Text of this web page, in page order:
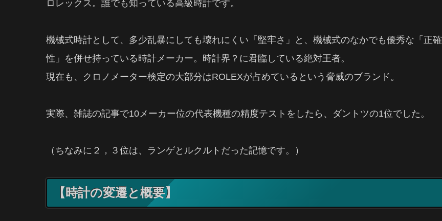
ロレックス。誰でも知っている高級時計です。
機械式時計として、多少乱暴にしても壊れにくい「堅牢さ」と、機械式のなかでも優秀な「正確
性」を併せ持っている時計メーカー。時計界？に君臨している絶対王者。
現在も、クロノメーター検定の大部分はROLEXが占めているという脅威のブランド。
実際、雑誌の記事で10メーカー位の代表機種の精度テストをしたら、ダントツの1位でした。
（ちなみに２，３位は、ランゲとルクルトだった記憶です。）
【時計の変遷と概要】